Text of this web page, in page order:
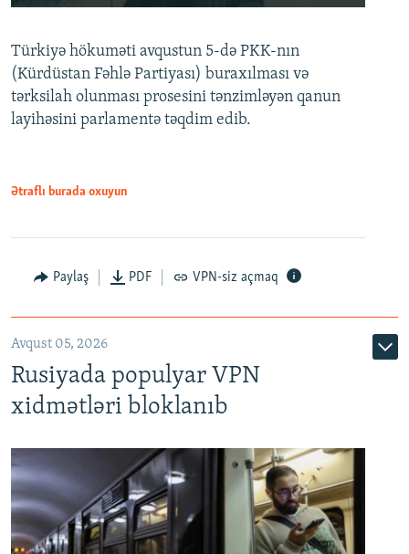
Auto 240p 360p 480p
720p 1080p
360p
480p
Türkiyə hökuməti avqustun 5-də PKK-nın
(Kürdüstan Fəhlə Partiyası) buraxılması və
tərksilah olunması prosesini tənzimləyən qanun
layihəsini parlamentə təqdim edib.
Ətraflı burada oxuyun
Paylaş PDF VPN-siz açmaq
Avqust 05, 2026
Rusiyada populyar VPN
xidmətləri bloklanıb